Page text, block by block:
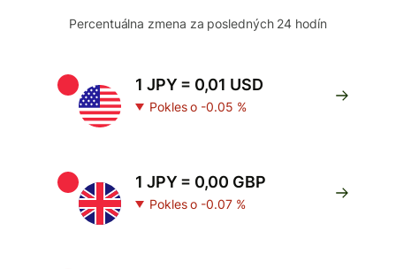
Percentuálna zmena za posledných 24 hodín
1 JPY = 0,01 USD
Pokles o -0.05 %
1 JPY = 0,00 GBP
Pokles o -0.07 %